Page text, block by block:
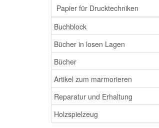
Papier für Drucktechniken
Buchblock
Bücher in losen Lagen
Bücher
Artikel zum marmorieren
Reparatur und Erhaltung
Holzspielzeug